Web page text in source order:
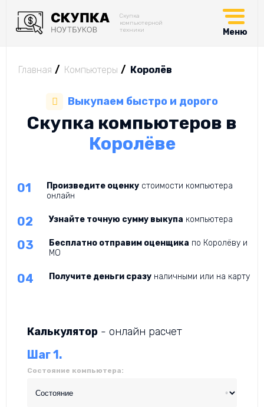
Скупка
компьютерной
техники
Меню
Главная Компьютеры Королёв
Выкупаем быстро и дорого
Скупка компьютеров в
Королёве
Произведите оценку стоимости компьютера
онлайн
Узнайте точную сумму выкупа компьютера
Бесплатно отправим оценщика по Королёву и
МО
Получите деньги сразу наличными или на карту
Калькулятор - онлайн расчет
Шаг 1.
Состояние компьютера: